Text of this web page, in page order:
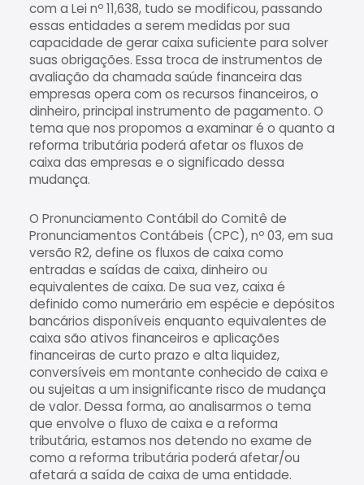
com a Lei nº 11,638, tudo se modificou, passando
essas entidades a serem medidas por sua
capacidade de gerar caixa suficiente para solver
suas obrigações. Essa troca de instrumentos de
avaliação da chamada saúde financeira das
empresas opera com os recursos financeiros, o
dinheiro, principal instrumento de pagamento. O
tema que nos propomos a examinar é o quanto a
reforma tributária poderá afetar os fluxos de
caixa das empresas e o significado dessa
mudança.
O Pronunciamento Contábil do Comitê de
Pronunciamentos Contábeis (CPC), nº 03, em sua
versão R2, define os fluxos de caixa como
entradas e saídas de caixa, dinheiro ou
equivalentes de caixa. De sua vez, caixa é
definido como numerário em espécie e depósitos
bancários disponíveis enquanto equivalentes de
caixa são ativos financeiros e aplicações
financeiras de curto prazo e alta liquidez,
conversíveis em montante conhecido de caixa e
ou sujeitas a um insignificante risco de mudança
de valor. Dessa forma, ao analisarmos o tema
que envolve o fluxo de caixa e a reforma
tributária, estamos nos detendo no exame de
como a reforma tributária poderá afetar/ou
afetará a saída de caixa de uma entidade.